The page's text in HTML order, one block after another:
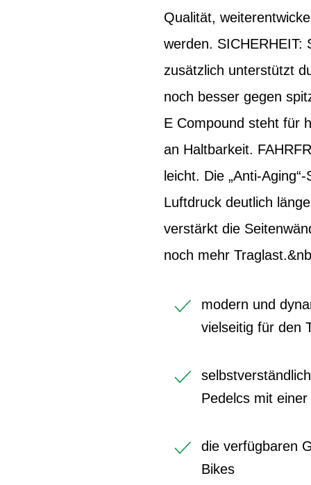
Qualität,
werden. SICHERHEIT:
zusätzlich unterstützt
noch besser gegen
E Compound steht für
an Haltbarkeit.
leicht. Die „Anti-
Luftdruck deutlich
verstärkt die
noch mehr
modern und
vielseitig für den
Pedelcs mit
die verfügbaren
Bikes